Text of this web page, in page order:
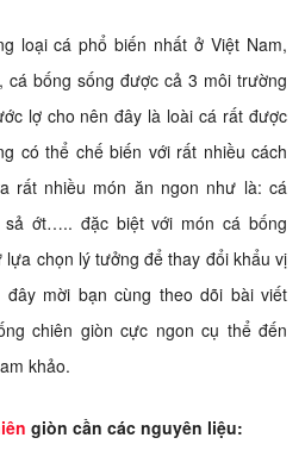
loại cá phổ biến nhất ở Việt Nam,
cá bống sống được cả 3 môi trường
lợ cho nên đây là loài cá rất được
có thể chế biến với rất nhiều cách
rất nhiều món ăn ngon như là: cá
ớt….. đặc biệt với món cá bống
chọn lý tưởng để thay đổi khẩu vị
mời bạn cùng theo dõi bài viết
chiên giòn cực ngon cụ thể đến
khảo.
giòn cần các nguyên liệu: